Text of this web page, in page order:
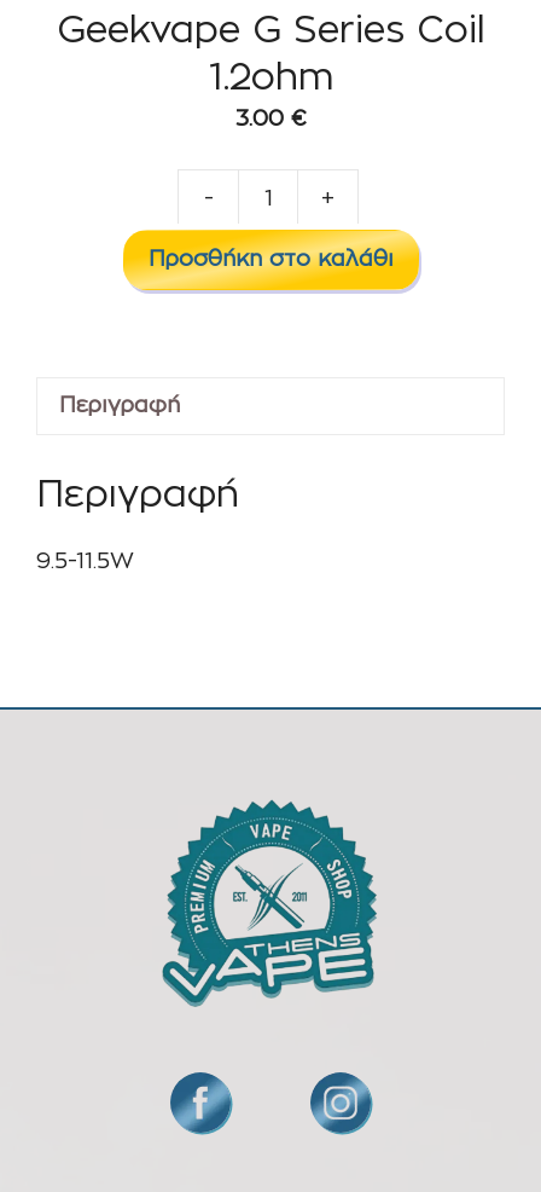
Geekvape G Series Coil
1.2ohm
3.00 €
-
G
Series
+
Προσθήκη στο καλάθι
Περιγραφή
Περιγραφή
9.5-11.5W